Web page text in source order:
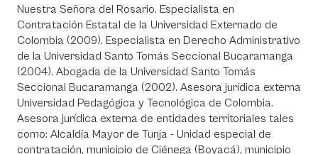
Nuestra Señora del Rosario. Especialista en
Contratación Estatal de la Universidad Externado de
Colombia (2009). Especialista en Derecho Administrativo
de la Universidad Santo Tomás Seccional Bucaramanga
(2004). Abogada de la Universidad Santo Tomás
Seccional Bucaramanga (2002). Asesora jurídica externa
Universidad Pedagógica y Tecnológica de Colombia.
Asesora jurídica externa de entidades territoriales tales
como: Alcaldía Mayor de Tunja - Unidad especial de
contratación, municipio de Ciénega (Boyacá), municipio